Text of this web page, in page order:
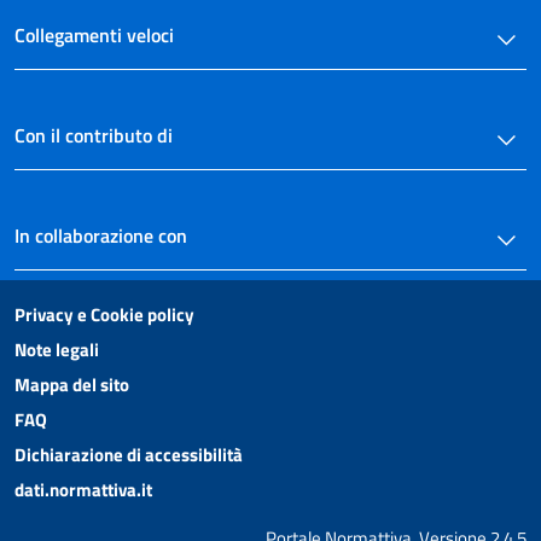
54
55
59
60
61
62
64
Collegamenti veloci
Con il contributo di
In collaborazione con
Privacy e Cookie policy
Note legali
Mappa del sito
FAQ
Dichiarazione di accessibilità
dati.normattiva.it